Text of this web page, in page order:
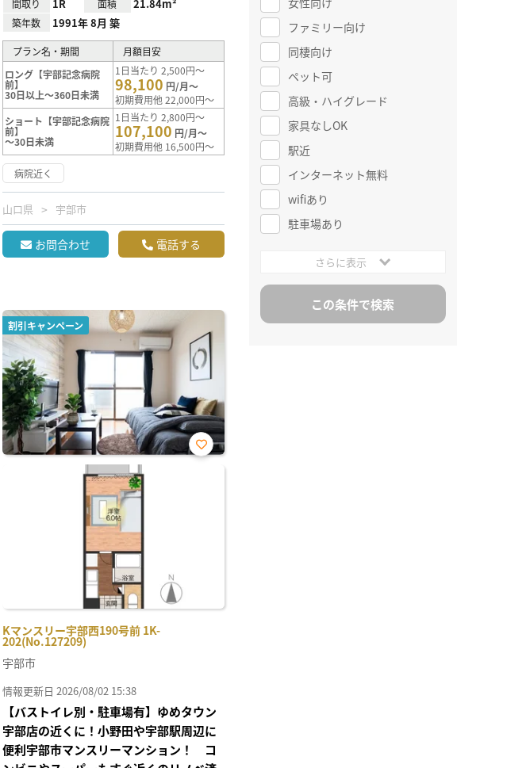
間取り 1R 面積 21.84m²
築年数 1991年 8月 築
プラン名・期間
月額目安
ロング【宇部記念病院
前】
30日以上～360日未満
1日当たり 2,500円～
98,100 円/月～
初期費用他 22,000円～
ショート【宇部記念病院
前】
～30日未満
1日当たり 2,800円～
107,100 円/月～
初期費用他 16,500円～
病院近く
山口県 宇部市
お問合わせ 電話する
割引キャンペーン
Kマンスリー宇部西190号前 1K-
202(No.127209)
お気
宇部市
情報更新日 2026/08/02 15:38
【バストイレ別・駐車場有】ゆめタウン
宇部店の近くに！小野田や宇部駅周辺に
便利宇部市マンスリーマンション！ コ
ファミリー向け
同棲向け
ペット可
高級・ハイグレード
家具なしOK
駅近
インターネット無料
wifiあり
駐車場あり
さらに表示